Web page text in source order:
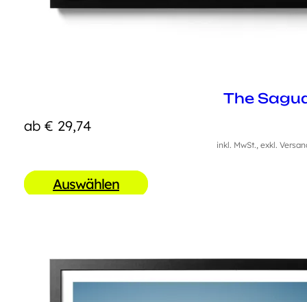
The
ab € 29,74
inkl. MwSt., exkl.
Auswählen